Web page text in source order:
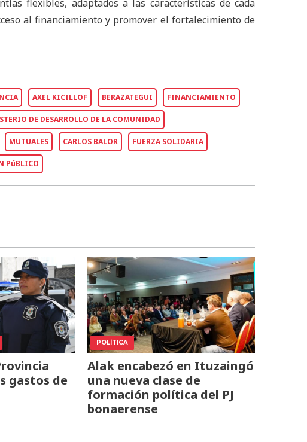
flexibles, adaptados a las características de cada
al financiamiento y promover el fortalecimiento de
AXEL KICILLOF BERAZATEGUI FINANCIAMIENTO
DE DESARROLLO DE LA COMUNIDAD
MUTUALES CARLOS BALOR FUERZA SOLIDARIA
PúBLICO
gastos de
POLÍTICA
Alak encabezó en Ituzaingó
una nueva clase de
formación política del PJ
bonaerense